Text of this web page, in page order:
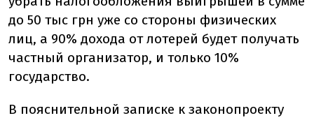
до 50 тыс грн уже со стороны физических
лиц, а 90% дохода от лотерей будет получать
частный организатор, и только 10%
государство.
В пояснительной записке к законопроекту